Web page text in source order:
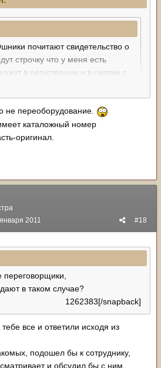
почитают свидетельство о
строчку что у меня есть
в регистрации и в снятии с
сертификации? Вроде же
не нужно никуда вписывать.
не переоборудование.
каталожный номер
оригинал.
#18
2011
переговорщики,
в таком случае?
1262383[/snapback]
все и ответили исходя из
подошел бы к сотруднику,
и обсудил бы с ним